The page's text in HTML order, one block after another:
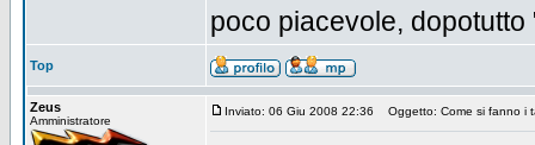
poco piacevole,
Top
Zeus
Amministratore
Inviato: 06 Giu 2008 22:36 Oggetto: Come si fanno i